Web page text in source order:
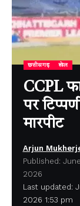
छत्तीसगढ़ खेल
CCPL
पर
मारपीट
Last updated:
2026 1:53 pm
Arjun
Published: June
2026